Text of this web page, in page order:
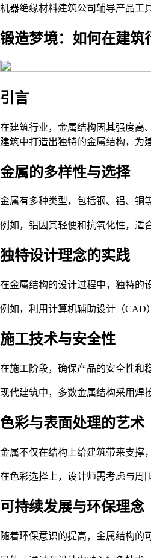
机器绝缘材料建筑公司辅导产品工
锻造梦境：如何在建筑
引言
在建筑行业，金属结构因其强度高
建筑中打造出独特的金属结构，为
金属的多样性与选择
金属有多种类型，包括钢、铝、铜
例如，铝因其轻便和抗氧化性，适
独特设计理念的实践
在金属结构的设计过程中，独特的
例如，利用计算机辅助设计（CAD
施工技术与安全性
在施工阶段，确保产品的安全性和
现代建筑中，多数金属结构采用焊
色彩与表面处理的艺术
金属不仅在结构上给建筑带来支撑
在色彩选择上，设计师需考虑与周
可持续发展与环保理念
随着环保意识的提高，金属结构的